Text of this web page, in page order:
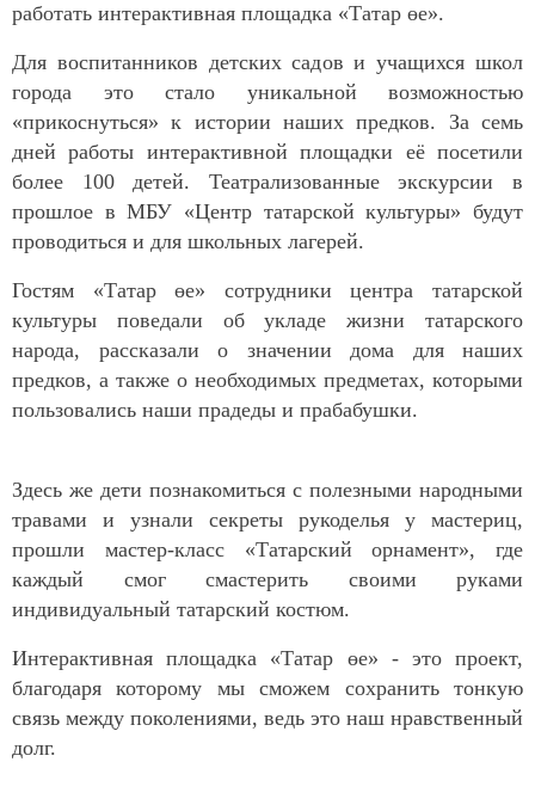
работать интерактивная площадка «Татар өе».
Для воспитанников детских садов и учащихся школ
города это стало уникальной возможностью
«прикоснуться» к истории наших предков. За семь
дней работы интерактивной площадки её посетили
более 100 детей. Театрализованные экскурсии в
прошлое в МБУ «Центр татарской культуры» будут
проводиться и для школьных лагерей.
Гостям «Татар өе» сотрудники центра татарской
культуры поведали об укладе жизни татарского
народа, рассказали о значении дома для наших
предков, а также о необходимых предметах, которыми
пользовались наши прадеды и прабабушки.
Здесь же дети познакомиться с полезными народными
травами и узнали секреты рукоделья у мастериц,
прошли мастер-класс «Татарский орнамент», где
каждый смог смастерить своими руками
индивидуальный татарский костюм.
Интерактивная площадка «Татар өе» - это проект,
благодаря которому мы сможем сохранить тонкую
связь между поколениями, ведь это наш нравственный
долг.